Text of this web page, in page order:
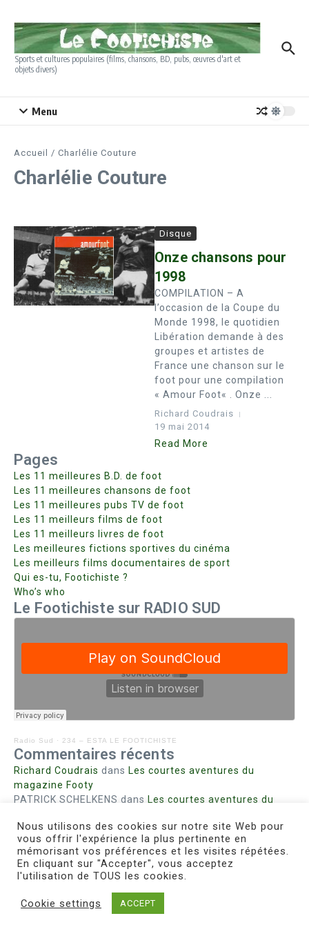
Sports et cultures populaires (films, chansons, BD, pubs, œuvres d'art et
objets divers)
Menu
Accueil / Charlélie Couture
Charlélie Couture
Disque
Onze chansons pour
1998
COMPILATION – A
l’occasion de la Coupe du
Monde 1998, le quotidien
Libération demande à des
groupes et artistes de
France une chanson sur le
foot pour une compilation
« Amour Foot« . Onze ...
Richard Coudrais
19 mai 2014
Read More
Pages
Les 11 meilleures B.D. de foot
Les 11 meilleures chansons de foot
Les 11 meilleures pubs TV de foot
Les 11 meilleurs films de foot
Les 11 meilleurs livres de foot
Les meilleures fictions sportives du cinéma
Les meilleurs films documentaires de sport
Qui es-tu, Footichiste ?
Who’s who
Le Footichiste sur RADIO SUD
Radio Sud · 234 – ESTA LE FOOTICHISTE
Commentaires récents
Richard Coudrais dans Les courtes aventures du
magazine Footy
PATRICK SCHELKENS dans Les courtes aventures du
Bohn fabiennedans Intrigues sanglantes à Mulhouse
Steph. RUTA dansLust for Nice
MIRMANDdansPieds agiles et champignons
Copyright © 2026 Le Footichiste | Réalisé par
Nous utilisons des cookies sur notre site Web pour
vous offrir l'expérience la plus pertinente en
mémorisant vos préférences et les visites répétées.
En cliquant sur "Accepter", vous acceptez
l'utilisation de TOUS les cookies.
Cookie settings ACCEPT